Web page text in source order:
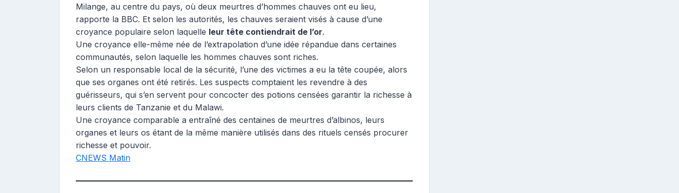
Milange, au centre du pays, où deux meurtres d’hommes chauves ont eu lieu,
rapporte la BBC. Et selon les autorités, les chauves seraient visés à cause d’une
croyance populaire selon laquelle leur tête contiendrait de l’or.
Une croyance elle-même née de l’extrapolation d’une idée répandue dans certaines
communautés, selon laquelle les hommes chauves sont riches.
Selon un responsable local de la sécurité, l’une des victimes a eu la tête coupée, alors
que ses organes ont été retirés. Les suspects comptaient les revendre à des
guérisseurs, qui s’en servent pour concocter des potions censées garantir la richesse à
leurs clients de Tanzanie et du Malawi.
Une croyance comparable a entraîné des centaines de meurtres d’albinos, leurs
organes et leurs os étant de la même manière utilisés dans des rituels censés procurer
richesse et pouvoir.
CNEWS Matin